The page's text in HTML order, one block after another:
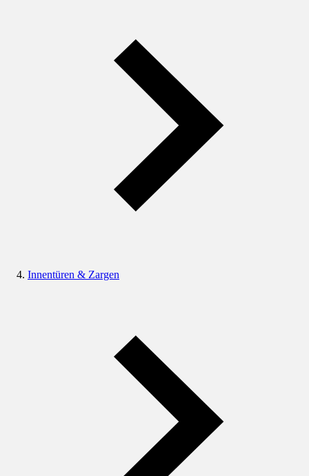
Innentüren & Zargen